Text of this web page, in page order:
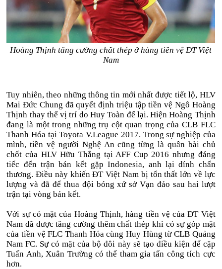
Hoàng Thịnh tăng cường chất thép ở hàng tiền vệ ĐT Việt
Nam
Tuy nhiên, theo những thông tin mới nhất được tiết lộ, HLV
Mai Đức Chung đã quyết định triệu tập tiền vệ Ngô Hoàng
Thịnh thay thế vị trí do Huy Toàn để lại. Hiện Hoàng Thịnh
đang là một trong những trụ cột quan trọng của CLB FLC
Thanh Hóa tại Toyota V.League 2017. Trong sự nghiệp của
mình, tiền vệ người Nghệ An cũng từng là quân bài chủ
chốt của HLV Hữu Thắng tại AFF Cup 2016 nhưng đáng
tiếc đến trận bán kết gặp Indonesia, anh lại dính chấn
thương. Điều này khiến ĐT Việt Nam bị tổn thất lớn về lực
lượng và đã để thua đội bóng xứ sở Vạn đảo sau hai lượt
trận tại vòng bán kết.
Với sự có mặt của Hoàng Thịnh, hàng tiền vệ của ĐT Việt
Nam đã được tăng cường thêm chất thép khi có sự góp mặt
của tiền vệ FLC Thanh Hóa cùng Huy Hùng từ CLB Quảng
Nam FC. Sự có mặt của bộ đôi này sẽ tạo điều kiện để cặp
Tuấn Anh, Xuân Trường có thể tham gia tấn công tích cực
hơn.